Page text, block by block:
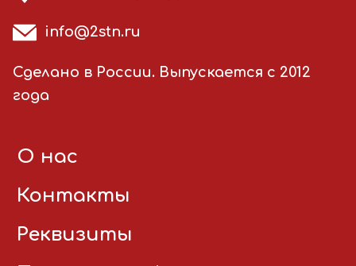
info@2stn.ru
Сделано в России. Выпускается с 2012
года
О нас
Контакты
Реквизиты